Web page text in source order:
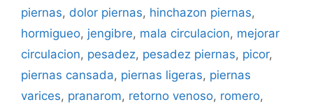
piernas, dolor piernas, hinchazon piernas,
hormigueo, jengibre, mala circulacion, mejorar
circulacion, pesadez, pesadez piernas, picor,
piernas cansada, piernas ligeras, piernas
varices, pranarom, retorno venoso, romero,